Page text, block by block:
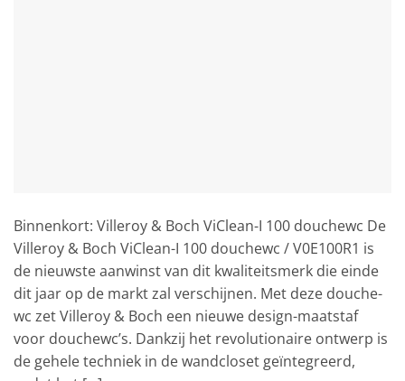
Binnenkort: Villeroy & Boch ViClean-I 100 douchewc De
Villeroy & Boch ViClean-I 100 douchewc / V0E100R1 is
de nieuwste aanwinst van dit kwaliteitsmerk die einde
dit jaar op de markt zal verschijnen. Met deze douche-
wc zet Villeroy & Boch een nieuwe design-maatstaf
voor douchewc’s. Dankzij het revolutionaire ontwerp is
de gehele techniek in de wandcloset geïntegreerd,